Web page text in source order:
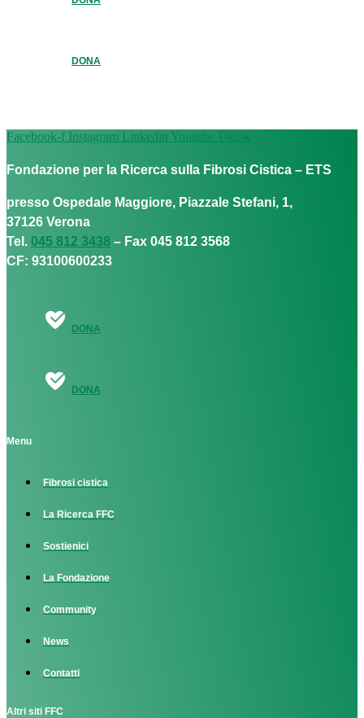
DONA
Facebook-f Instagram Linkedin Youtube Tiktok
Fondazione per la Ricerca sulla Fibrosi Cistica – ETS
presso Ospedale Maggiore, Piazzale Stefani, 1,
37126 Verona
Tel. 045 812 3438 – Fax 045 812 3568
CF: 93100600233
DONA
DONA
Menu
Fibrosi cistica
La Ricerca FFC
Sostienici
La Fondazione
Community
News
Contatti
Altri siti FFC